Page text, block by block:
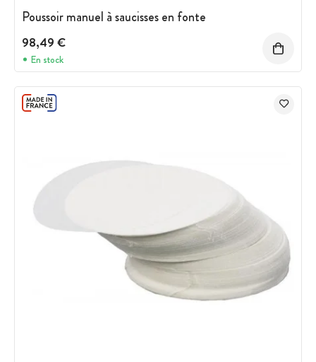
Poussoir manuel à saucisses en fonte
98,49 €
En stock